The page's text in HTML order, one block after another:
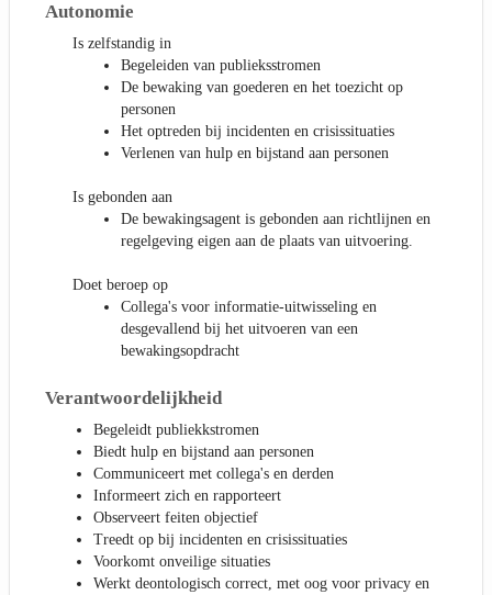
Autonomie
Is zelfstandig in
Begeleiden van publieksstromen
De bewaking van goederen en het toezicht op
personen
Het optreden bij incidenten en crisissituaties
Verlenen van hulp en bijstand aan personen
Is gebonden aan
De bewakingsagent is gebonden aan richtlijnen en
regelgeving eigen aan de plaats van uitvoering.
Doet beroep op
Collega's voor informatie-uitwisseling en
desgevallend bij het uitvoeren van een
bewakingsopdracht
Verantwoordelijkheid
Begeleidt publiekkstromen
Biedt hulp en bijstand aan personen
Communiceert met collega's en derden
Informeert zich en rapporteert
Observeert feiten objectief
Treedt op bij incidenten en crisissituaties
Voorkomt onveilige situaties
Werkt deontologisch correct, met oog voor privacy en